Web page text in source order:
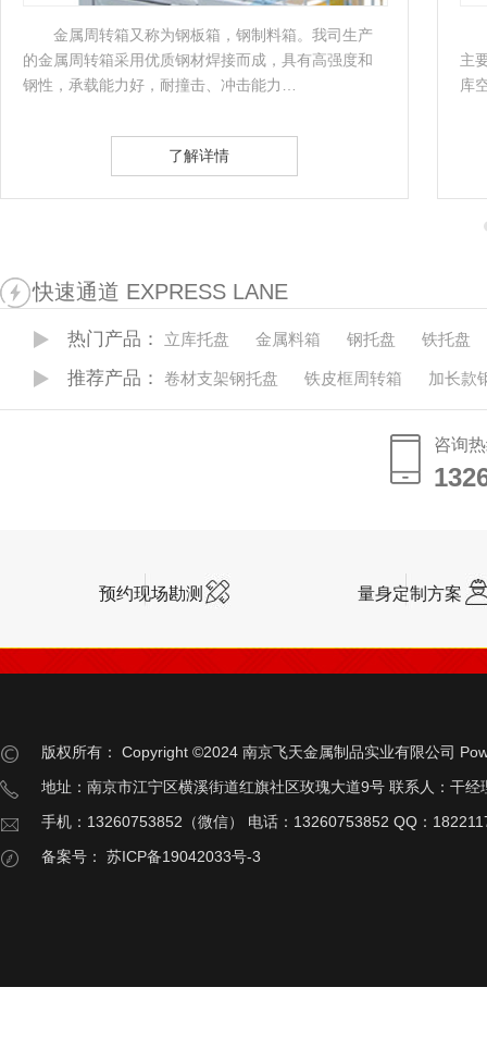
钢制料箱又叫钢板箱、金属周转箱、仓储料箱，
主要承重一些重型产品，可以折叠堆垛，有效利用仓
库空间。还具有回收运输成本低等特点…
了解详情
折
定
快速通道 EXPRESS LANE
热门产品： 立库托盘 金属料箱 钢托盘 铁托盘
推荐产品： 卷材支架钢托盘 铁皮框周转箱 加长款
咨询
预约现场勘测 量身定制方案
版权所有： Copyright ©2024 南京飞天金属制品实业有限公司
地址：南京市江宁区横溪街道红旗社区玫瑰大道9号 联系人：干经
手机：13260753852（微信） 电话：13260753852 QQ：
备案号：
苏ICP备19042033号-3